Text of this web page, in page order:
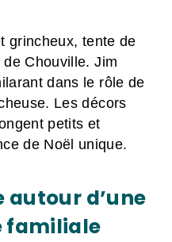
grincheux, tente de
Chouville. Jim
dans le rôle de
Les décors
petits et
de Noël unique.
autour d’une
familiale